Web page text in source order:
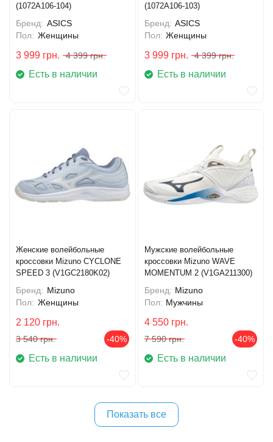
(1072A106-104)
Бренд: ASICS
Пол: Женщины
3 999 грн. 4 399 грн.
Есть в наличии
(1072A106-103)
Бренд: ASICS
Пол: Женщины
3 999 грн. 4 399 грн.
Есть в наличии
Женские волейбольные
кроссовки Mizuno CYCLONE
SPEED 3 (V1GC2180K02)
Бренд: Mizuno
Пол: Женщины
2 120 грн.
3 540 грн. -40%
Есть в наличии
Мужские волейбольные
кроссовки Mizuno WAVE
MOMENTUM 2 (V1GA211300)
Бренд: Mizuno
Пол: Мужчины
4 550 грн.
7 590 грн. -40%
Есть в наличии
Показать все